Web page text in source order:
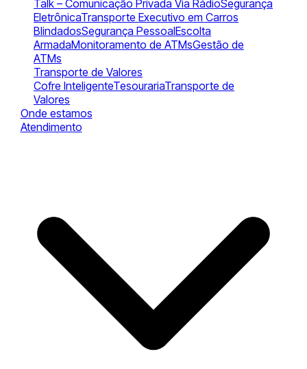
Talk – Comunicação Privada Via RádioSegurança
EletrônicaTransporte Executivo em Carros
BlindadosSegurança PessoalEscolta
ArmadaMonitoramento de ATMsGestão de
ATMs
Transporte de Valores
Cofre InteligenteTesourariaTransporte de
Valores
Onde estamos
Atendimento